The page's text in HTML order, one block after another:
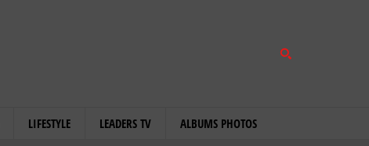
LIFESTYLE LEADERS TV ALBUMS PHOTOS